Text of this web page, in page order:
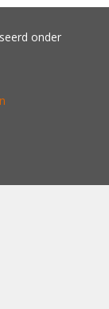
onder